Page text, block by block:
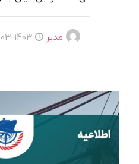
مدیر 1403-03-29